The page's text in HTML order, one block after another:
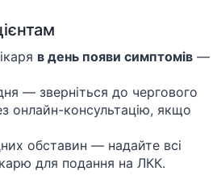
в день появи симптомів —
— зверніться до чергового
онлайн-консультацію, якщо
обставин — надайте всі
для подання на ЛКК.